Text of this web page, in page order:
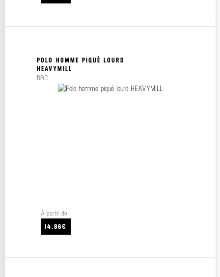
POLO HOMME PIQUÉ LOURD
HEAVYMILL
B&C
À partir de
14.86€